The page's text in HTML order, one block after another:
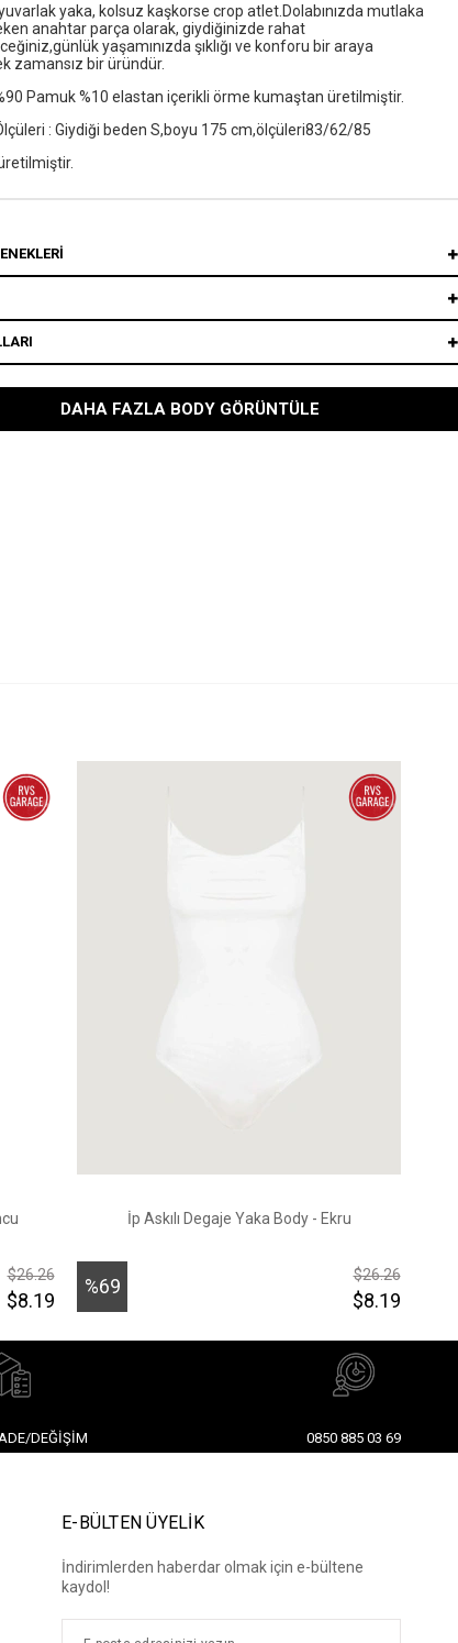
yaka, kolsuz kaşkorse crop atlet.Dolabınızda mutlaka
anahtar parça olarak, giydiğinizde rahat
yaşamınızda şıklığı ve konforu bir araya
zamansız bir üründür.
Pamuk %10 elastan içerikli örme kumaştan üretilmiştir.
: Giydiği beden S,boyu 175 cm,ölçüleri83/62/85
DAHA FAZLA BODY GÖRÜNTÜLE
$8.19
$26.26
İp Askılı Degaje Yaka Body - Ekru
%69
İndirim
$8.19
$26.26
DEĞIŞIM 0850 885 03 69
E-BÜLTEN ÜYELİK
İndirimlerden haberdar olmak için e-bültene
kaydol!